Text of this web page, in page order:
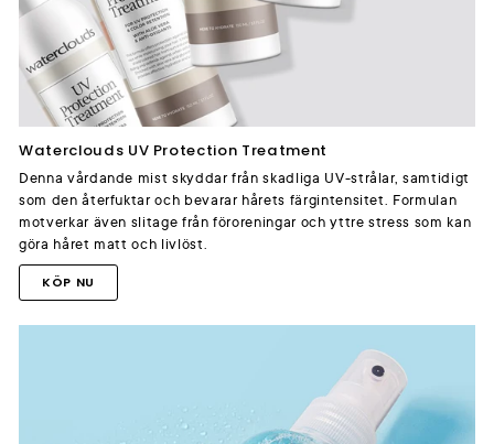
Waterclouds UV Protection Treatment
Denna vårdande mist skyddar från skadliga UV-strålar, samtidigt
som den återfuktar och bevarar hårets färgintensitet. Formulan
motverkar även slitage från föroreningar och yttre stress som kan
göra håret matt och livlöst.
KÖP NU